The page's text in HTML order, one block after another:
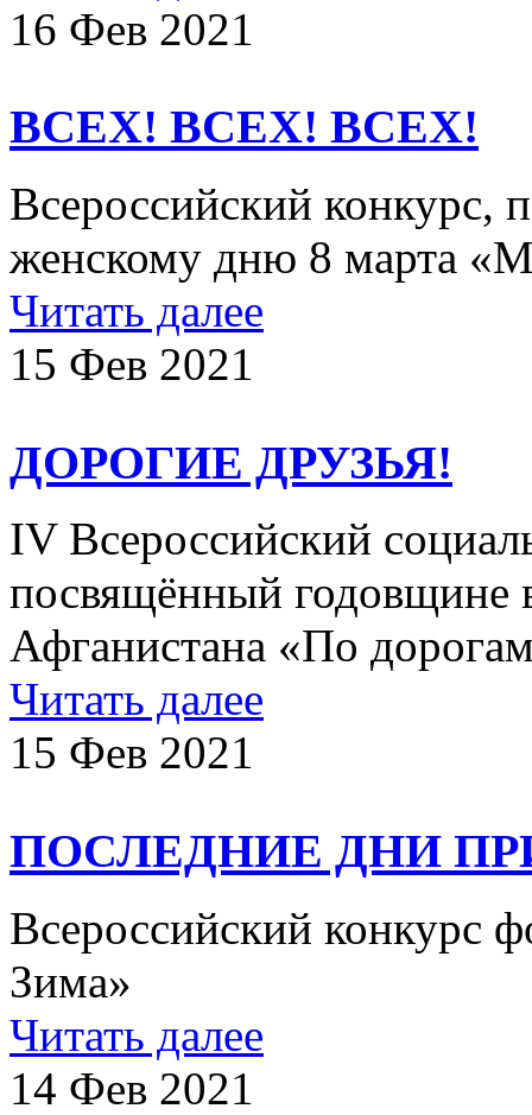
16 Фев 2021
ВСЕХ! ВСЕХ! ВСЕХ!
Всероссийский
женскому дню 8 марта
Читать далее
15 Фев 2021
ДОРОГИЕ ДРУЗЬЯ!
IV Всероссийский
посвящённый годовщине
Афганистана «По
Читать далее
15 Фев 2021
ПОСЛЕДНИЕ ДНИ
Всероссийский конкурс
Зима»
Читать далее
14 Фев 2021